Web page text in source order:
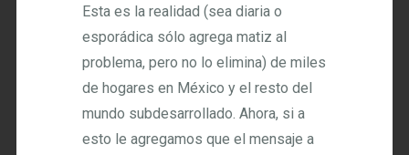
Esta es la realidad (sea diaria o
esporádica sólo agrega matiz al
problema, pero no lo elimina) de miles
de hogares en México y el resto del
mundo subdesarrollado. Ahora, si a
esto le agregamos que el mensaje a